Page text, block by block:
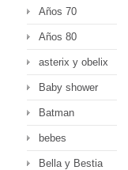
Años 70
Años 80
asterix y obelix
Baby shower
Batman
bebes
Bella y Bestia